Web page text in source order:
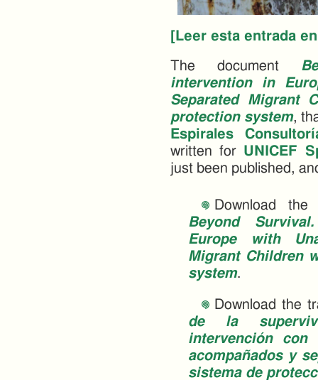
[Leer esta entrada
The document
intervention in
Separated Migrant
protection system,
Espirales
written for UNICEF
just been published,
Download
Beyond
Europe with
Migrant Children
system.
Download the
de la
intervención
acompañados y
sistema de